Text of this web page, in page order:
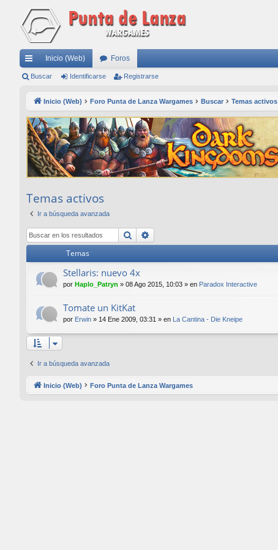
nl
rá
pi
do
Inicio (Web) Foros
Buscar Identificarse Registrarse
Inicio (Web) Foro Punta de Lanza Wargames Buscar Temas activos
Temas activos
Ir a búsqueda avanzada
Buscar
Temas
Stellaris: nuevo 4x
por Haplo_Patryn » 08 Ago 2015, 10:03 » en Paradox Interactive
Tomate un KitKat
por Erwin » 14 Ene 2009, 03:31 » en La Cantina - Die Kneipe
Ir a búsqueda avanzada
Inicio (Web) Foro Punta de Lanza Wargames